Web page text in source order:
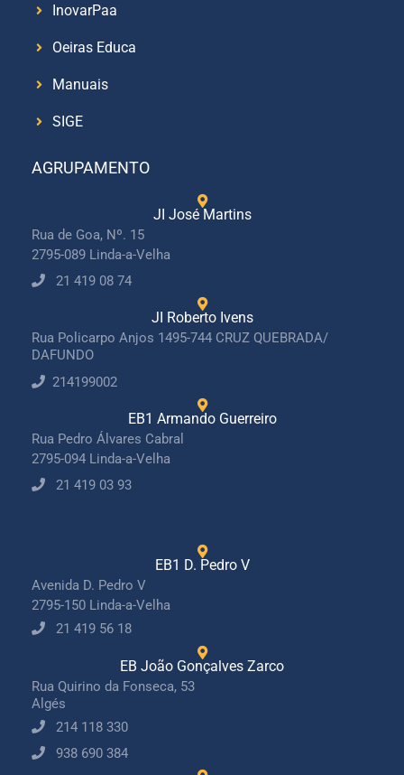
InovarPaa
Oeiras Educa
Manuais
SIGE
AGRUPAMENTO
JI José Martins
Rua de Goa, Nº. 15
2795-089 Linda-a-Velha
21 419 08 74
JI Roberto Ivens
Rua Policarpo Anjos 1495-744 CRUZ QUEBRADA/
DAFUNDO
214199002
EB1 Armando Guerreiro
Rua Pedro Álvares Cabral
2795-094 Linda-a-Velha
21 419 03 93
EB1 D. Pedro V
Avenida D. Pedro V
2795-150 Linda-a-Velha
21 419 56 18
EB João Gonçalves Zarco
Rua Quirino da Fonseca, 53
Algés
214 118 330
938 690 384